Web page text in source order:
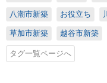
八潮市新築 お役立ち
草加市新築 越谷市新築
タグ一覧ページへ